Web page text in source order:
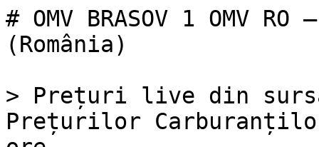
# OMV BRASOV 1 OMV
(România)
> Prețuri live din
Prețurilor